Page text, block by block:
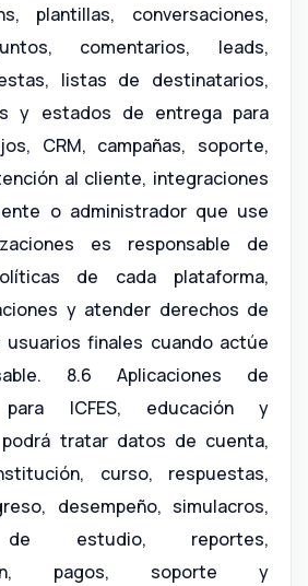
plantillas, conversaciones,
comentarios, leads,
listas de destinatarios,
y estados de entrega para
CRM, campañas, soporte,
al cliente, integraciones
o administrador que use
es responsable de
de cada plataforma,
y atender derechos de
finales cuando actúe
8.6 Aplicaciones de
para ICFES, educación y
podrá tratar datos de cuenta,
curso, respuestas,
desempeño, simulacros,
de estudio, reportes,
pagos, soporte y